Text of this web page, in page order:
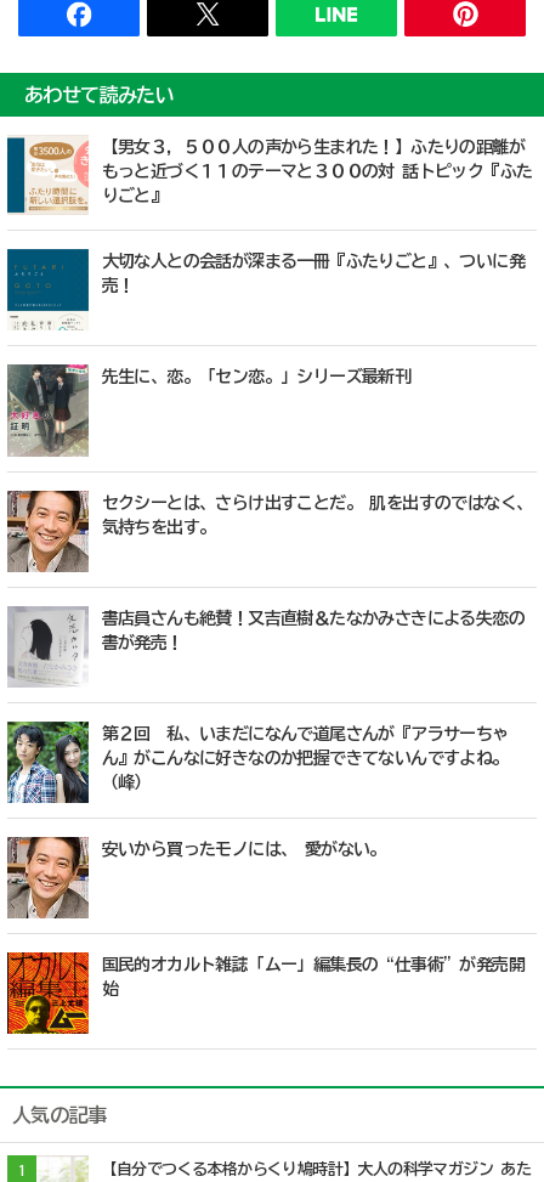
あわせて読みたい
【男女３，５００人の声から生まれた！】ふたりの距離が
もっと近づく１１のテーマと３００の対 話トピック『ふた
りごと』
大切な人との会話が深まる一冊『ふたりごと』、ついに発
売！
先生に、恋。「セン恋。」シリーズ最新刊
セクシーとは、さらけ出すことだ。 肌を出すのではなく、
気持ちを出す。
書店員さんも絶賛！又吉直樹＆たなかみさきによる失恋の
書が発売！
第２回 私、いまだになんで道尾さんが『アラサーちゃ
ん』がこんなに好きなのか把握できてないんですよね。
（峰）
安いから買ったモノには、 愛がない。
国民的オカルト雑誌「ムー」編集長の“仕事術”が発売開
始
人気の記事
1
【自分でつくる本格からくり鳩時計】大人の科学マガジン あた